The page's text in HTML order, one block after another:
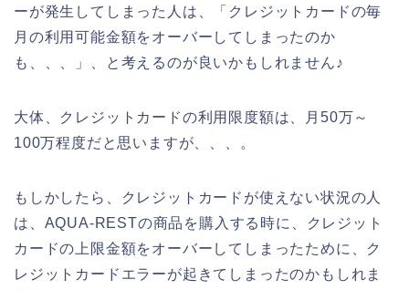
ーが発生してしまった人は、「クレジットカードの毎
月の利用可能金額をオーバーしてしまったのか
も、、、」、と考えるのが良いかもしれません♪
大体、クレジットカードの利用限度額は、月50万～
100万程度だと思いますが、、、。
もしかしたら、クレジットカードが使えない状況の人
は、AQUA-RESTの商品を購入する時に、クレジット
カードの上限金額をオーバーしてしまったために、ク
レジットカードエラーが起きてしまったのかもしれま